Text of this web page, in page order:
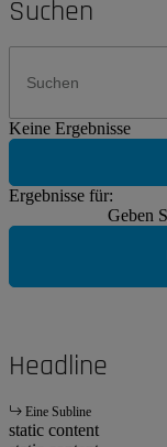
Suchen
Keine Ergebnisse
Ergebnisse für:
Geben
Headline
Eine Subline
static content